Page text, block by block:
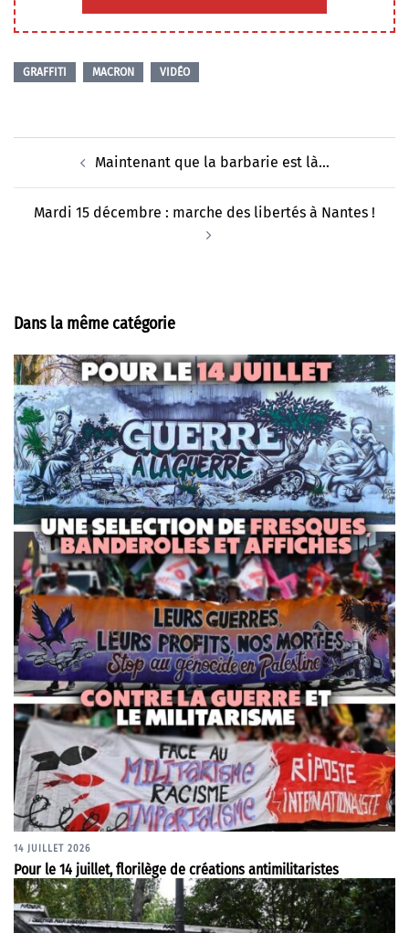
GRAFFITI MACRON VIDÉO
d’article
Maintenant que la barbarie est là…
Mardi 15 décembre : marche des libertés à Nantes !
Dans la même catégorie
14 JUILLET 2026
Pour le 14 juillet, florilège de créations antimilitaristes